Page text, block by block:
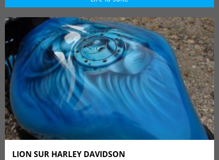
LION SUR HARLEY DAVIDSON